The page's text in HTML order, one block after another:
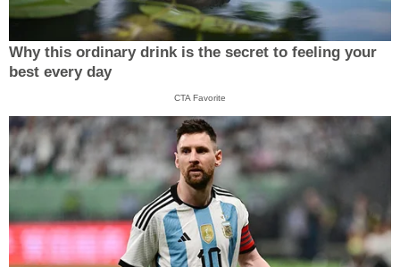
Why this ordinary drink is the secret to feeling your
best every day
CTA Favorite